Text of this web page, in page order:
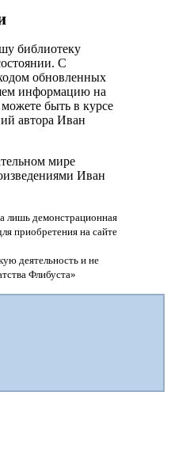
библиотеку
С
обновленных
информацию на
быть в курсе
автора Иван
мире
Иван
лишь демонстрационная
приобретения на сайте
деятельность и не
Флибуста»